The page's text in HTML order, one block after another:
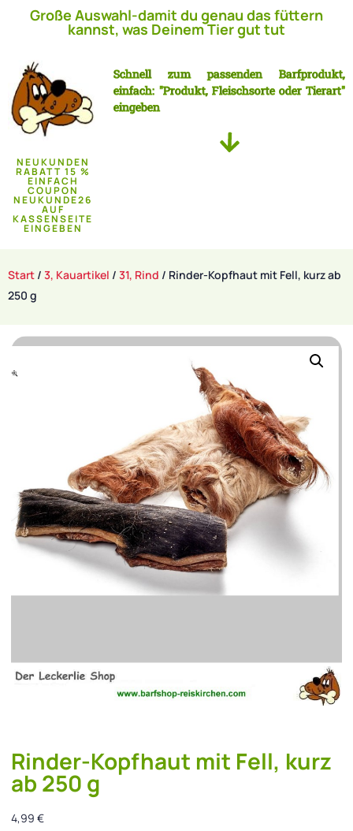
Große Auswahl-damit du genau das füttern
kannst, was Deinem Tier gut tut
NEUKUNDEN
RABATT 15 %
EINFACH
COUPON
NEUKUNDE26
AUF
KASSENSEITE
EINGEBEN
Schnell zum passenden Barfprodukt,
einfach: "Produkt, Fleischsorte oder Tierart"
eingeben
Start / 3, Kauartikel / 31, Rind / Rinder-Kopfhaut mit Fell, kurz ab
250 g
Rinder-Kopfhaut mit Fell, kurz
ab 250 g
4,99 €